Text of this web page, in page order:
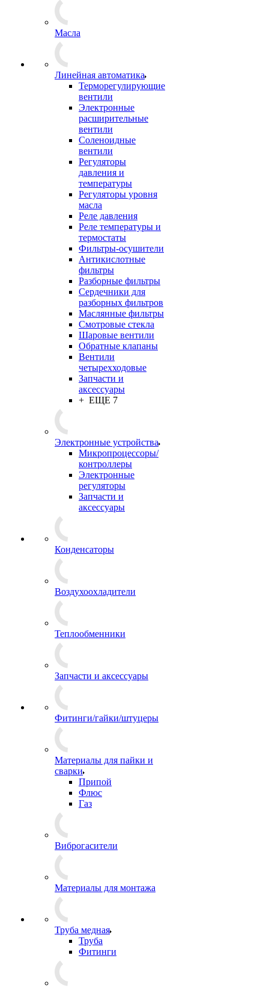
Масла
Линейная автоматика
Терморегулирующие
вентили
Электронные
расширительные
вентили
Соленоидные
вентили
Регуляторы
давления и
температуры
Регуляторы уровня
масла
Реле давления
Реле температуры и
термостаты
Фильтры-осушители
Антикислотные
фильтры
Разборные фильтры
Сердечники для
разборных фильтров
Маслянные фильтры
Смотровые стекла
Шаровые вентили
Обратные клапаны
Вентили
четырехходовые
Запчасти и
аксессуары
+ ЕЩЕ 7
Электронные устройства
Микропроцессоры/
контроллеры
Электронные
регуляторы
Запчасти и
аксессуары
Конденсаторы
Воздухоохладители
Теплообменники
Запчасти и аксессуары
Фитинги/гайки/штуцеры
Материалы для пайки и
сварки
Припой
Флюс
Газ
Виброгасители
Материалы для монтажа
Труба медная
Труба
Фитинги